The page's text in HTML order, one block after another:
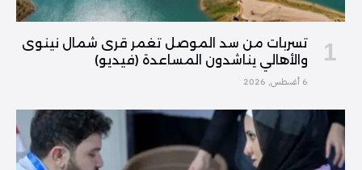
تسربات من سد الموصل تغمر قرى شمال نينوى
والأهالي يناشدون المساعدة (فيديو)
6 أغسطس, 2026